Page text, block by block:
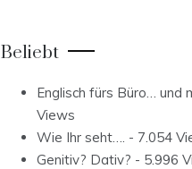
Beliebt
Englisch fürs Büro… und
Views
Wie Ihr seht…. - 7.054
Genitiv? Dativ? - 5.996